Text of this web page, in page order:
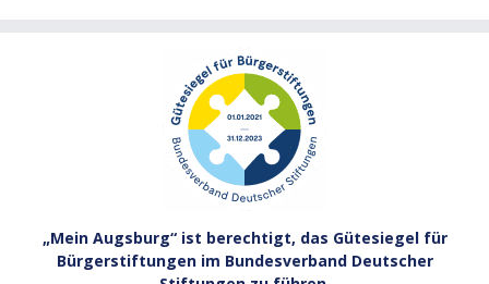
„Mein Augsburg“ ist berechtigt, das Gütesiegel für
Bürgerstiftungen im Bundesverband Deutscher